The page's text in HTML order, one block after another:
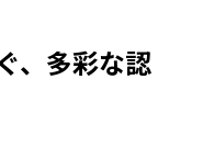
、多彩な認